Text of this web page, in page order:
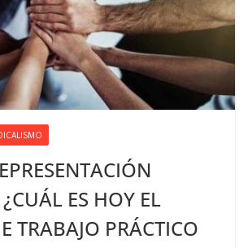
ES HOY EL
TRABAJO PRÁCTICO